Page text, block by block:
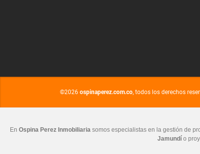
©2026 ospinaperez.com.co, todos los derechos
En Ospina Perez Inmobiliaria somos especialistas en la gestión de
Jamundí o